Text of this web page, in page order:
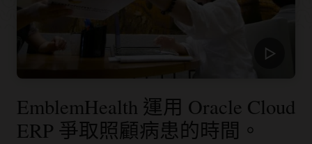
EmblemHealth 運用 Oracle Cloud
ERP 爭取照顧病患的時間。